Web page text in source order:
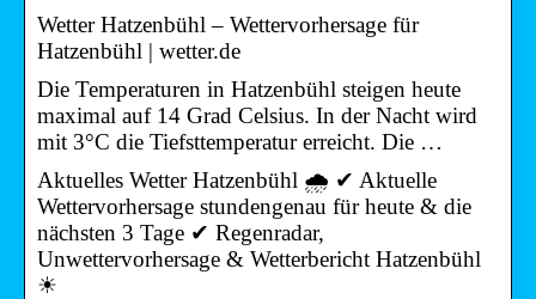
Wetter Hatzenbühl – Wettervorhersage für
Hatzenbühl | wetter.de
Die Temperaturen in Hatzenbühl steigen heute
maximal auf 14 Grad Celsius. In der Nacht wird
mit 3°C die Tiefsttemperatur erreicht. Die …
Aktuelles Wetter Hatzenbühl 🌧️ ✔ Aktuelle
Wettervorhersage stundengenau für heute & die
nächsten 3 Tage ✔ Regenradar,
Unwettervorhersage & Wetterbericht Hatzenbühl
☀